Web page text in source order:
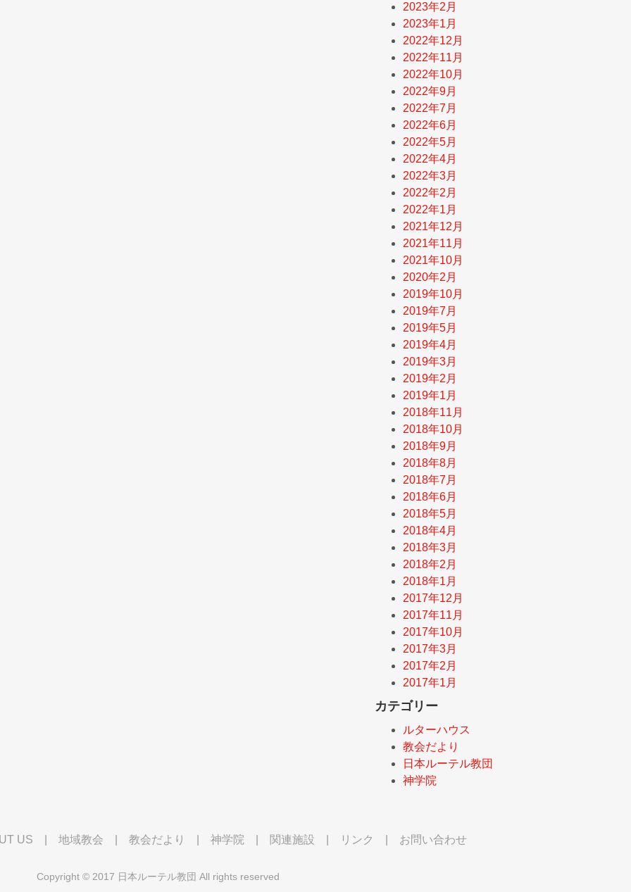
2023年2月
2023年1月
2022年12月
2022年11月
2022年10月
2022年9月
2022年7月
2022年6月
2022年5月
2022年4月
2022年3月
2022年2月
2022年1月
2021年12月
2021年11月
2021年10月
2020年2月
2019年10月
2019年7月
2019年5月
2019年4月
2019年3月
2019年2月
2019年1月
2018年11月
2018年10月
2018年9月
2018年8月
2018年7月
2018年6月
2018年5月
2018年4月
2018年3月
2018年2月
2018年1月
2017年12月
2017年11月
2017年10月
2017年3月
2017年2月
2017年1月
カテゴリー
ルターハウス
教会だより
日本ルーテル教団
神学院
US 地域教会 教会だより 神学院 関連施設 リンク お問い合わせ
Copyright © 2017 日本ルーテル教団 All rights reserved